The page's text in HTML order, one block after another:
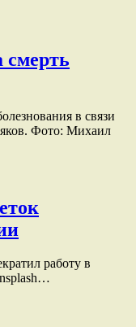
в связи
Фото: Михаил
работу в